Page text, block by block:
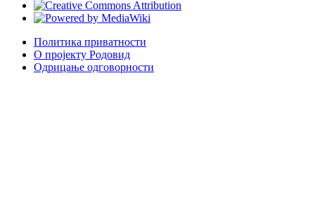
Политика приватности
О пројекту Родовид
Одрицање одговорности